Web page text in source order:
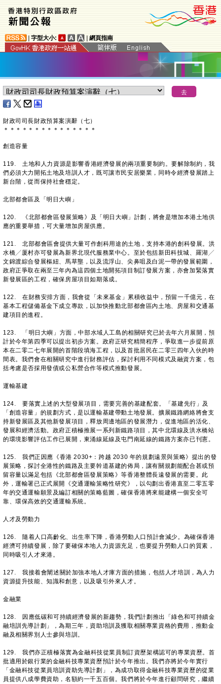
字型大小: 網頁指南
​財政司司長財政預算案演辭（七）
＊ ＊ ＊ ＊ ＊ ＊ ＊ ＊ ＊ ＊ ＊ ＊ ＊ ＊ ＊
創造容量
119. 土地和人力資源是影響香港經濟發展的兩項重要制約。要解除制約，我
們必須大力開拓土地及培訓人才，既可讓市民安居樂業，同時令經濟發展踏上
新台階，從而保持社會穩定。
北部都會區及「明日大嶼」
120. 《北部都會區發展策略》及「明日大嶼」計劃，將會是增加本港土地供
應的重要舉措，可大量增加房屋供應。
121. 北部都會區會提供大量可作創科用途的土地，支持本港的創科發展。洪
水橋╱厦村亦可發展為新界北現代服務業中心。至於包括新田科技城、羅湖╱
文錦渡綜合發展樞紐、馬草壟，以及流浮山、尖鼻咀及白泥一帶的發展範圍，
政府正爭取在兩至三年內為這四個土地開拓項目制訂發展方案，亦會加緊落實
新發展區的工程，確保房屋項目如期落成。
122. 在財務安排方面，我會從「未來基金」累積收益中，預留一千億元，在
基本工程儲備基金下成立專款，以加快推動北部都會區內土地、房屋和交通基
建項目的進程。
123. 「明日大嶼」方面，中部水域人工島的相關研究已於去年六月展開，預
計於今年第四季可以提出初步方案。政府正研究精簡程序，爭取進一步提前原
本在二零二七年展開的首階段填海工程，以及首批居民在二零三四年入伙的時
間表。我們會在相關研究中進行財務評估，探討利用不同模式及融資方案，包
括考慮是否採用發債或公私營合作等模式推動發展。
運輸基建
124. 要落實上述的大型發展項目，需要完善的基建配套。「基建先行」及
「創造容量」的規劃方式，是以運輸基建帶動土地發展。擴展鐵路網絡將會支
持新發展區及其他新發展項目，釋放周邊地區的發展潛力，促進地區的活化、
發展和經濟活動。政府正積極推展一系列新鐵路項目，其中北環線及洪水橋站
的環境影響評估工作已展開，東涌線延線及屯門南延線的鐵路方案亦已刊憲。
125. 我們正因應《香港 2030+：跨越 2030 年的規劃遠景與策略》提出的發
展策略，探討全港性的鐵路及主要幹道基建的佈局，讓有關規劃能配合甚或預
留容量以滿足包括《北部都會區發展策略》等香港整體長遠發展的需要。此
外，運輸署已正式展開《交通運輸策略性研究》，以勾劃出香港直至二零五零
年的交通運輸願景及編訂相關的策略藍圖，確保香港將來能建構一個安全可
靠、環保高效的交通運輸系統。
人才及勞動力
126. 隨着人口高齡化、出生率下降，香港勞動人口預計會減少。為確保香港
經濟可持續發展，除了要確保本地人力資源充足，也要提升勞動人口的質素，
同時吸引人才來港。
127. 我接着會闡述關於加強本地人才庫方面的措施，包括人才培訓，為人力
資源提升技能、知識和創意，以及吸引外來人才。
金融業
128. 因應低碳和可持續經濟發展的新趨勢，我們計劃推出「綠色和可持續金
融培訓先導計劃」，為期三年，資助培訓及獲取相關專業資格的費用，推動金
融及相關界別人士參與培訓。
129. 我們亦正積極落實為金融科技從業員制訂資歷架構認可的專業資歷。首
批適用於銀行業的金融科技專業資歷預計於今年推出。我們亦將於今年實行
「金融科技從業員培訓資助先導計劃」，為成功取得金融科技專業資歷的從業
員提供八成學費資助，名額約一千五百個。我們將於今年進行顧問研究，繼續